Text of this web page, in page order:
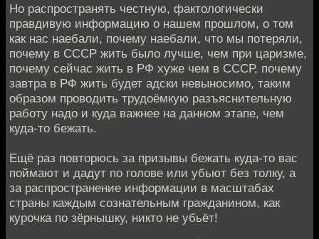
Но распространять честную, фактологически
правдивую информацию о нашем прошлом, о том
как нас наебали, почему наебали, что мы потеряли,
почему в СССР жить было лучше, чем при царизме,
почему сейчас жить в РФ хуже чем в СССР, почему
завтра в РФ жить будет адски невыносимо, таким
образом проводить трудоёмкую разъяснительную
работу надо и куда важнее на данном этапе, чем
куда-то бежать.
Ещё раз повторюсь за призывы бежать куда-то вас
поймают и дадут по голове или убьют без толку, а
за распространение информации в масштабах
страны каждым сознательным гражданином, как
курочка по зёрнышку, никто не убьёт!